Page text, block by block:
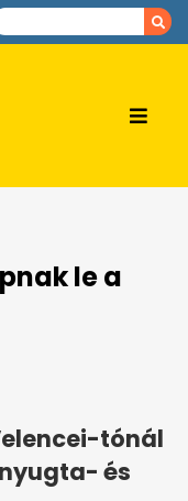
le a
tónál
és